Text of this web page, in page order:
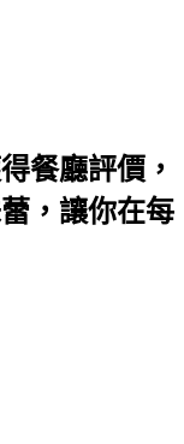
餐廳評價，
，讓你在每